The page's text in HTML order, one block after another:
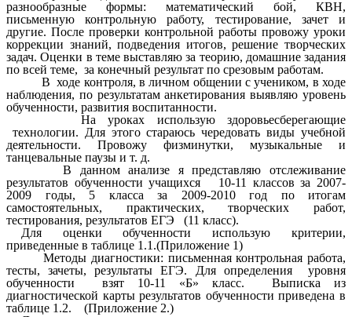
разнообразные формы: математический бой, КВН,
письменную контрольную работу, тестирование, зачет и
другие. После проверки контрольной работы провожу уроки
коррекции знаний, подведения итогов, решение творческих
задач. Оценки в теме выставляю за теорию, домашние задания
по всей теме, за конечный результат по срезовым работам.
В ходе контроля, в личном общении с учеником, в ходе
наблюдения, по результатам анкетирования выявляю уровень
обученности, развития воспитанности.
На уроках использую здоровьесберегающие
технологии. Для этого стараюсь чередовать виды учебной
деятельности. Провожу физминутки, музыкальные и
танцевальные паузы и т. д.
В данном анализе я представляю отслеживание
результатов обученности учащихся 10-11 классов за 2007-
2009 годы, 5 класса за 2009-2010 год по итогам
самостоятельных, практических, творческих работ,
тестирования, результатов ЕГЭ (11 класс).
Для оценки обученности использую критерии,
приведенные в таблице 1.1.(Приложение 1)
Методы диагностики: письменная контрольная работа,
тесты, зачеты, результаты ЕГЭ. Для определения уровня
обученности взят 10-11 «Б» класс. Выписка из
диагностической карты результатов обученности приведена в
таблице 1.2. (Приложение 2.)